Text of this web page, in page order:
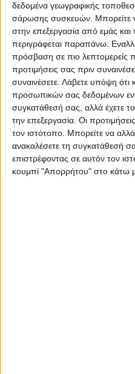
δεδομένα γεωγραφικής
σάρωσης συσκευών. Μπορείτε
στην επεξεργασία από εμάς
περιγράφεται παραπάνω.
πρόσβαση σε πιο λεπτομερείς
προτιμήσεις σας πριν
συναινέσετε. Λάβετε υπόψη ότι
προσωπικών σας δεδομένων
συγκατάθεσή σας, αλλά έχετε
την επεξεργασία. Οι
τον ιστότοπο. Μπορείτε να
ανακαλέσετε τη συγκατάθεσή
επιστρέφοντας σε αυτόν τον
κουμπί "Απορρήτου" στο κάτω
https://
ΠΑΡΟΜΟΙΑ ΑΡΘΡΑ